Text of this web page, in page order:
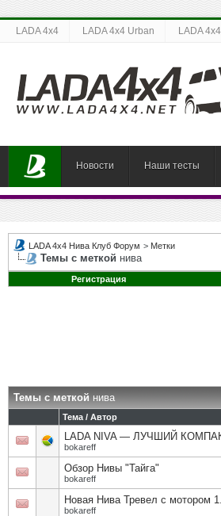
LADA 4x4 LADA 4x4 Urban LADA
Новости Наши тесты
LADA 4x4 Нива Клуб Форум > Метки
Темы с меткой нива
Регистрация
Темы с меткойнива
Тема / Автор
LADA NIVA — ЛУЧШИЙ
bokareff
Обзор Нивы "Тайга"
bokareff
Новая Нива Тревел с мотором
bokareff